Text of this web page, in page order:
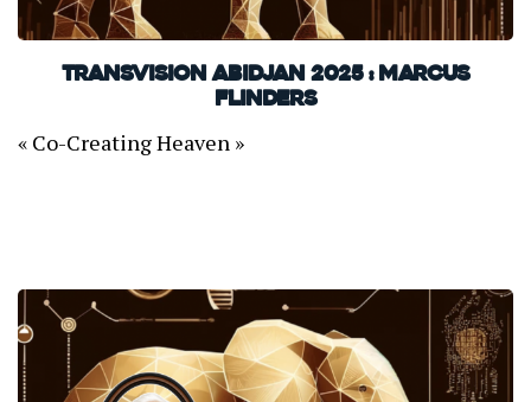
TransVision Abidjan 2025 : Marcus
Flinders
« Co-Creating Heaven »